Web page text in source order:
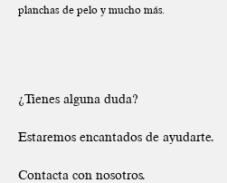
planchas de pelo y mucho más.
¿Tienes alguna duda?
Estaremos encantados de ayudarte.
Contacta con nosotros.